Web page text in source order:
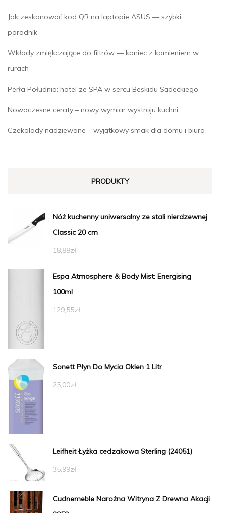
Jak zeskanować kod QR na laptopie ASUS — szybki
poradnik
Wkłady zmiękczające do filtrów — koniec z kamieniem w
rurach
Perła Południa: hotel ze SPA w sercu Beskidu Sądeckiego
Nowoczesne ceraty – nowy wymiar wystroju kuchni
Czekolady nadziewane – wyjątkowy smak dla domu i biura
PRODUKTY
Nóż kuchenny uniwersalny ze stali nierdzewnej
Classic 20 cm
18,88zł
Espa Atmosphere & Body Mist: Energising
100ml
129,55zł
Sonett Płyn Do Mycia Okien 1 Litr
25,00zł
Leifheit Łyżka cedzakowa Sterling (24051)
35,99zł
Cudnemeble Narożna Witryna Z Drewna Akacji